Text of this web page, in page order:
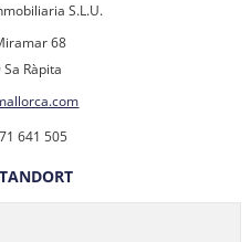
S.L.U.
68
Sa Ràpita
641 505